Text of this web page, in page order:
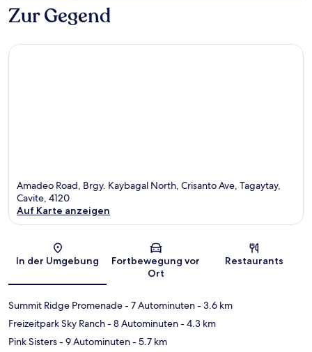
Zur Gegend
Amadeo Road, Brgy. Kaybagal North, Crisanto Ave, Tagaytay,
Cavite, 4120
Auf Karte anzeigen
In der Umgebung
Fortbewegung vor
Ort
Restaurants
Summit Ridge Promenade- 7 Autominuten- 3.6 km
Freizeitpark Sky Ranch- 8 Autominuten- 4.3 km
Pink Sisters- 9 Autominuten- 5.7 km